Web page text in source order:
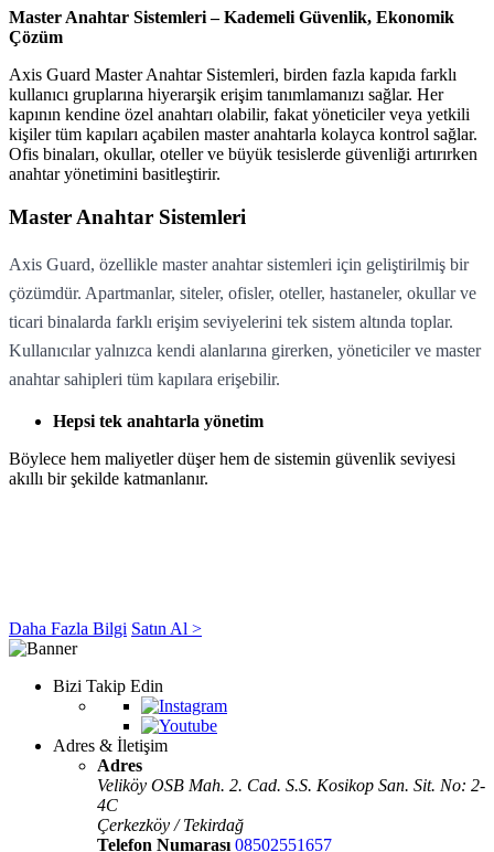
Master Anahtar Sistemleri – Kademeli Güvenlik, Ekonomik
Çözüm
Axis Guard Master Anahtar Sistemleri, birden fazla kapıda farklı
kullanıcı gruplarına hiyerarşik erişim tanımlamanızı sağlar. Her
kapının kendine özel anahtarı olabilir, fakat yöneticiler veya yetkili
kişiler tüm kapıları açabilen master anahtarla kolayca kontrol sağlar.
Ofis binaları, okullar, oteller ve büyük tesislerde güvenliği artırırken
anahtar yönetimini basitleştirir.
Master Anahtar Sistemleri
Axis Guard, özellikle master anahtar sistemleri için geliştirilmiş bir
çözümdür. Apartmanlar, siteler, ofisler, oteller, hastaneler, okullar ve
ticari binalarda farklı erişim seviyelerini tek sistem altında toplar.
Kullanıcılar yalnızca kendi alanlarına girerken, yöneticiler ve master
anahtar sahipleri tüm kapılara erişebilir.
Hepsi tek anahtarla yönetim
Böylece hem maliyetler düşer hem de sistemin güvenlik seviyesi
akıllı bir şekilde katmanlanır.
Daha Fazla Bilgi Satın Al >
Bizi Takip Edin
Adres & İletişim
Adres
Veliköy OSB Mah. 2. Cad. S.S. Kosikop San. Sit. No: 2-
4C
Çerkezköy / Tekirdağ
Telefon Numarası 08502551657